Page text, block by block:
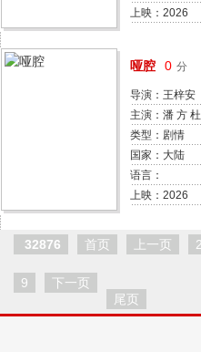
森 迪伦·普莱
艾莎·冈萨雷斯
上映：2026
哑腔 0 分
导演：王梓安
主演：潘 方
新民 王斯琼
类型：剧情
国家：大陆
语言：
上映：2026
32876 首页 上一页 2
9
下一页
尾页